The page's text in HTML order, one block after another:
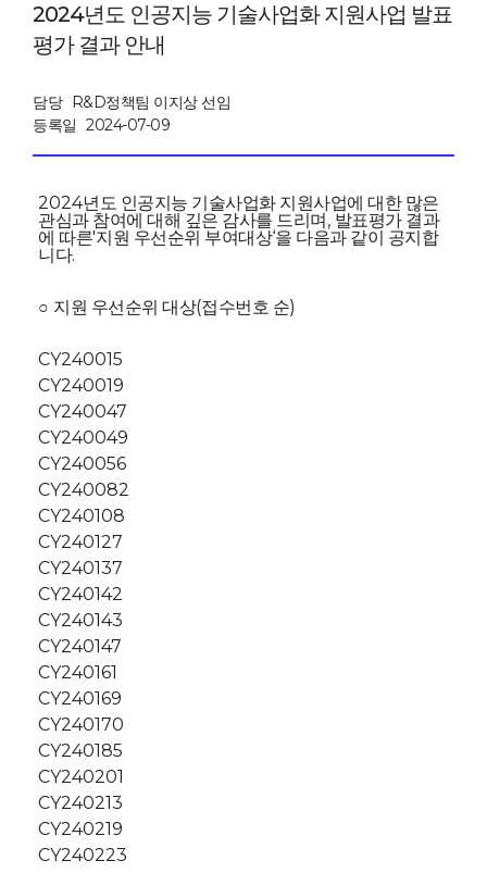
2024년도 인공지능 기술사업화 지원사업 발표
평가 결과 안내
담당
R&D정책팀 이지상 선임
등록일 2024-07-09
2024년도 인공지능 기술사업화 지원사업에 대한 많은
관심과 참여에 대해 깊은 감사를 드리며 , 발표평가 결과
에 따른'지원 우선순위 부여대상‘을 다음과 같이 공지합
니다.
○ 지원 우선순위 대상(접수번호 순)
CY240015
CY240019
CY240047
CY240049
CY240056
CY240082
CY240108
CY240127
CY240137
CY240142
CY240143
CY240147
CY240161
CY240169
CY240170
CY240185
CY240201
CY240213
CY240219
CY240223